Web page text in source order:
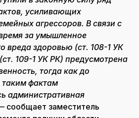
усиливающих
агрессоров. В связи с
за умышленное
вреда здоровью (ст. 108-1 УК
109-1 УК РК) предусмотрена
тогда как до
таким фактам
административная
сообщает заместитель